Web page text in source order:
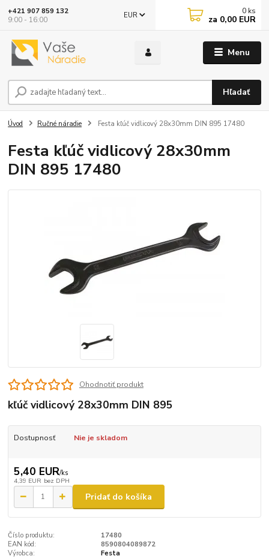
Menu
EUR
Hľadať
+421 907 859 132
9:00 - 16:00
0 ks
za 0,00 EUR
Úvod Ručné náradie Festa kľúč vidlicový 28x30mm DIN 895 17480
Festa kľúč vidlicový 28x30mm
DIN 895 17480
Ohodnotiť produkt
kľúč vidlicový 28x30mm DIN 895
Dostupnosť Nie je skladom
5,40 EUR/ks
4,39 EUR bez DPH
Pridať do košíka
Číslo produktu:
17480
EAN kód:
8590804089872
Výrobca:
Festa